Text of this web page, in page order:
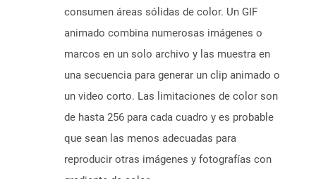
consumen áreas sólidas de color. Un GIF
animado combina numerosas imágenes o
marcos en un solo archivo y las muestra en
una secuencia para generar un clip animado o
un video corto. Las limitaciones de color son
de hasta 256 para cada cuadro y es probable
que sean las menos adecuadas para
reproducir otras imágenes y fotografías con